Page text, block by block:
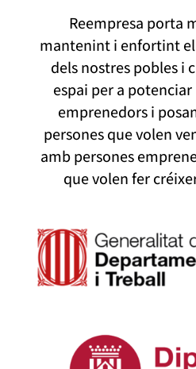
Reempresa porta
mantenint i enfortint
dels nostres pobles i
espai per a
emprenedors i
persones que volen
amb persones
que volen fer